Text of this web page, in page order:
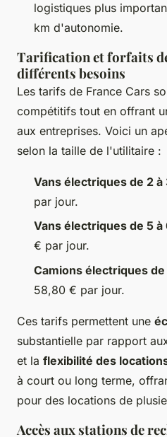
logistiques plus
km d'autonomie.
Tarification et forfaits
différents besoins
Les tarifs de France Cars
compétitifs tout en offrant
aux entreprises. Voici un
selon la taille de l'utilitaire :
Vans électriques de 2 à
par jour.
Vans électriques de 5 à
€ par jour.
Camions électriques de
58,80 € par jour.
Ces tarifs permettent une
substantielle par rapport
et la flexibilité des
à court ou long terme,
pour des locations de
Accès aux stations de